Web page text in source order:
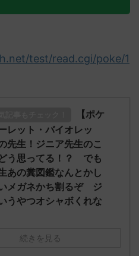
test/read.cgi/poke/1
【ポケ
レット・バイオレッ
先生！ジニア先生のこ
う思ってる！？ でも
あの糞図鑑なんとかし
メガネかち割るぞ ジ
うやつオシャボくれな
続きを見る